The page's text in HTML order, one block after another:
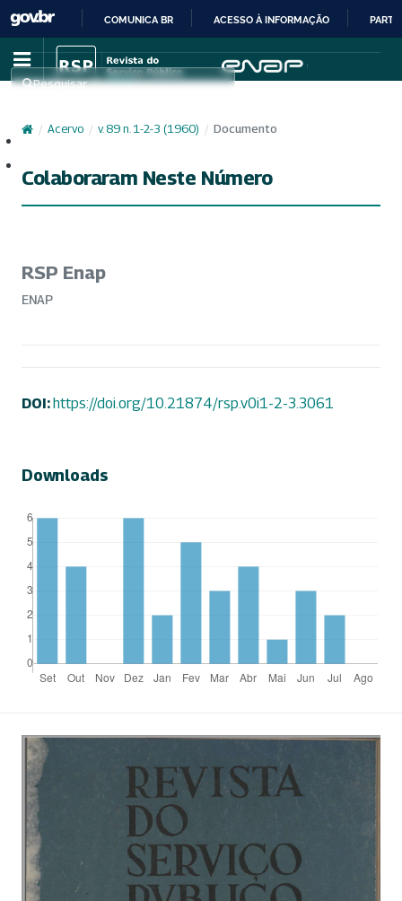
IR
PARA
CONTEÚDO
COMUNICA BR ACESSO À INFORMAÇÃO
Pesquisar
/ Acervo / v. 89 n. 1-2-3 (1960) / Documento
Colaboraram Neste Número
RSP Enap
ENAP
DOI:https://doi.org/10.21874/rsp.v0i1-2-3.3061
Downloads